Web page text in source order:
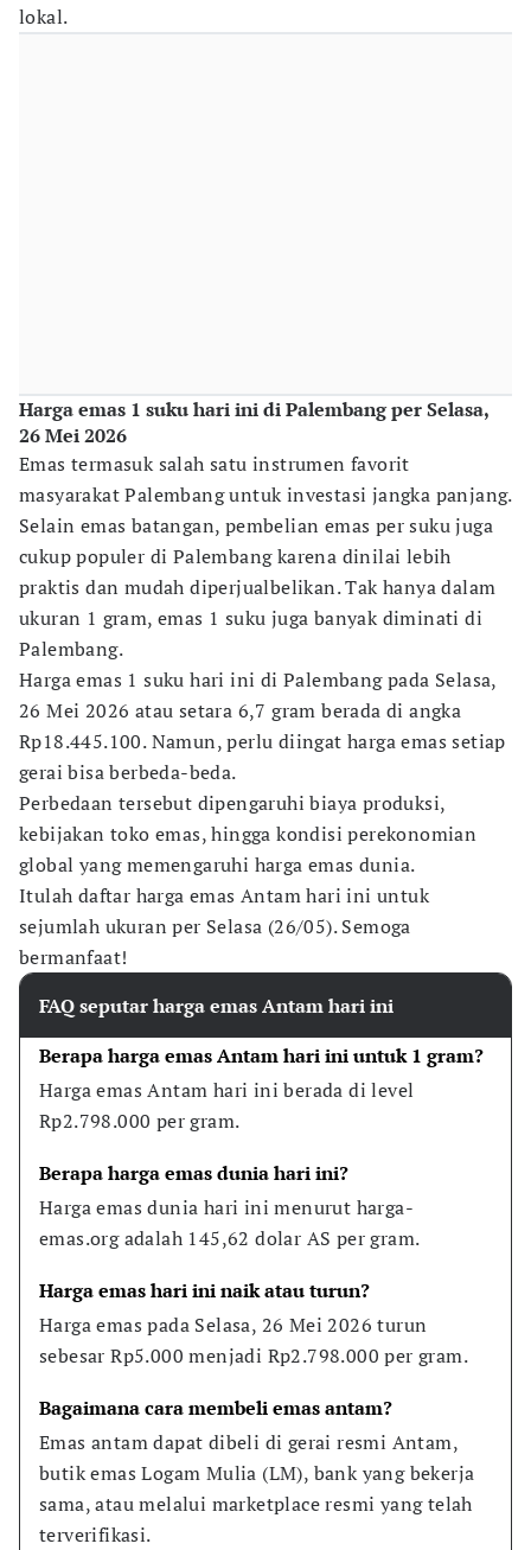
lokal.
Harga emas 1 suku hari ini di Palembang per Selasa,
26 Mei 2026
Emas termasuk salah satu instrumen favorit
masyarakat Palembang untuk investasi jangka panjang.
Selain emas batangan, pembelian emas per suku juga
cukup populer di Palembang karena dinilai lebih
praktis dan mudah diperjualbelikan. Tak hanya dalam
ukuran 1 gram, emas 1 suku juga banyak diminati di
Palembang.
Harga emas 1 suku hari ini di Palembang pada Selasa,
26 Mei 2026 atau setara 6,7 gram berada di angka
Rp18.445.100. Namun, perlu diingat harga emas setiap
gerai bisa berbeda-beda.
Perbedaan tersebut dipengaruhi biaya produksi,
kebijakan toko emas, hingga kondisi perekonomian
global yang memengaruhi harga emas dunia.
Itulah daftar harga emas Antam hari ini untuk
sejumlah ukuran per Selasa (26/05). Semoga
bermanfaat!
FAQ seputar harga emas Antam hari ini
Berapa harga emas Antam hari ini untuk 1 gram?
Harga emas Antam hari ini berada di level
Rp2.798.000 per gram.
Berapa harga emas dunia hari ini?
Harga emas dunia hari ini menurut harga-
emas.org adalah 145,62 dolar AS per gram.
Harga emas hari ini naik atau turun?
Harga emas pada Selasa, 26 Mei 2026 turun
sebesar Rp5.000 menjadi Rp2.798.000 per gram.
Bagaimana cara membeli emas antam?
Emas antam dapat dibeli di gerai resmi Antam,
butik emas Logam Mulia (LM), bank yang bekerja
sama, atau melalui marketplace resmi yang telah
terverifikasi.